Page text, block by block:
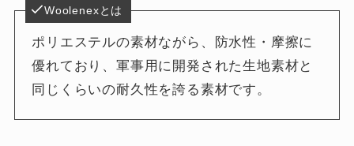
Woolenexとは
ポリエステルの素材ながら、防水性・摩擦に
優れており、軍事用に開発された生地素材と
同じくらいの耐久性を誇る素材です。